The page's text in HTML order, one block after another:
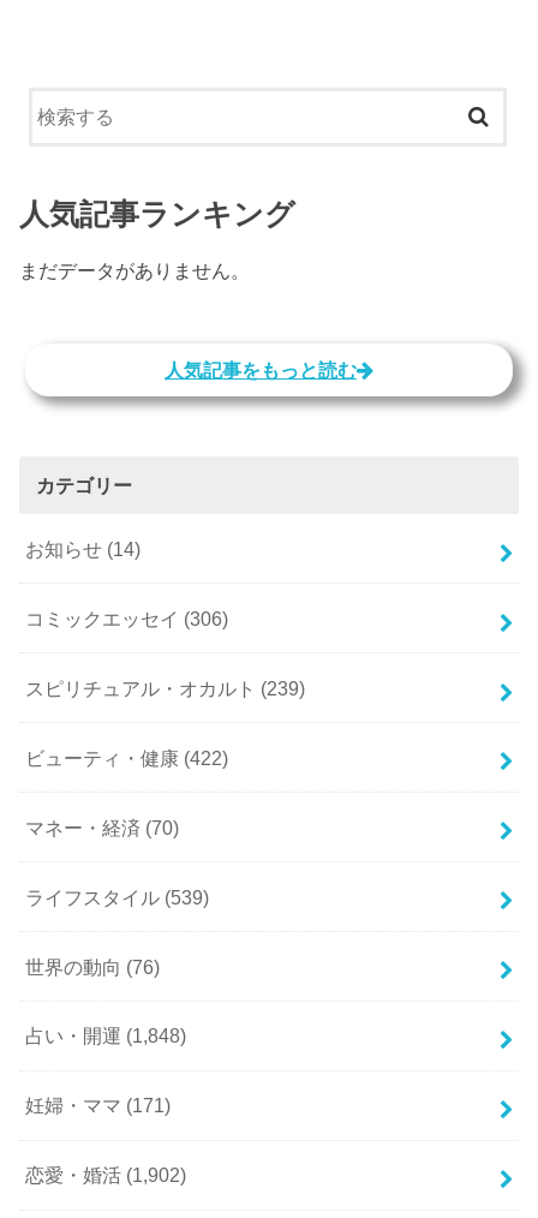
人気記事ランキング
まだデータがありません。
人気記事をもっと読む
カテゴリー
お知らせ (14)
コミックエッセイ (306)
スピリチュアル・オカルト (239)
ビューティ・健康 (422)
マネー・経済 (70)
ライフスタイル (539)
世界の動向 (76)
占い・開運 (1,848)
妊婦・ママ (171)
恋愛・婚活 (1,902)